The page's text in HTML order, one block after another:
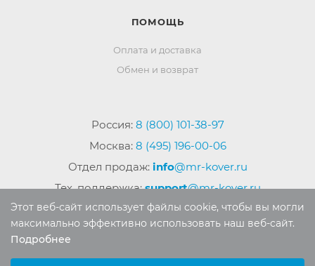
ПОМОЩЬ
Оплата и доставка
Обмен и возврат
Россия: 8 (800) 101-38-97
Москва: 8 (495) 196-00-06
Отдел продаж: info@mr-kover.ru
Тех. поддержка:support@mr-kover.ru
Этот веб-сайт использует файлы cookie, чтобы вы могли
максимально эффективно использовать наш веб-сайт.
Подробнее